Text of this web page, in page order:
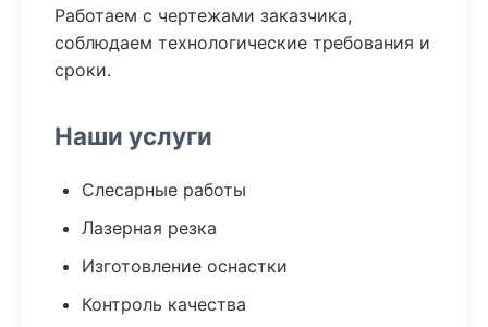
Работаем с чертежами заказчика,
соблюдаем технологические требования и
сроки.
Наши услуги
Слесарные работы
Лазерная резка
Изготовление оснастки
Контроль качества